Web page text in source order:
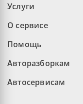
Услуги
О сервисе
Помощь
Авторазборкам
Автосервисам